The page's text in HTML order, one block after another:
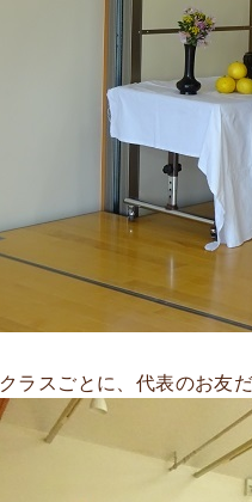
クラスごとに、代表のお友